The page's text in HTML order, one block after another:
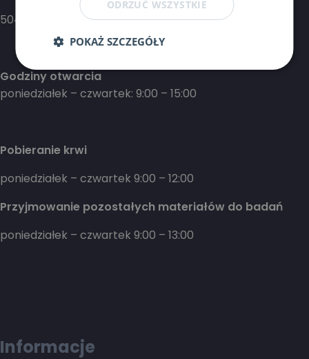
504 421 420
Godziny otwarcia
poniedziałek – czwartek: 9:00 – 15:00
Pobieranie krwi
poniedziałek – czwartek 9:00 – 12:00
Przyjmowanie pozostałych materiałów do badań
poniedziałek – czwartek 9:00 – 13:00
Informacje
ODRZUĆ WSZYSTKIE
POKAŻ SZCZEGÓŁY